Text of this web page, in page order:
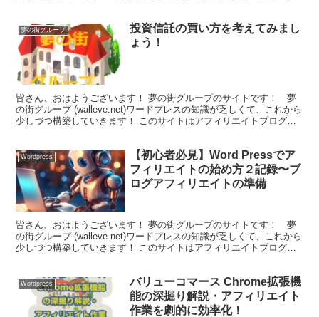
夢の街グループ
投資信託の買い方を考えてみまし
ょう！
皆さん、おはようございます！ 夢の街グループのサイトです！ 夢
の街グループ (walleve.net)ワードプレスの知識が乏しくて、これから
少しづつ構築していきます！ このサイトはアフィリエイトプログラ
Wordpress
【初心者必見】Word Pressでア
フィリエイトの始め方２記録〜ブ
ログアフィリエイトの準備
皆さん、おはようございます！ 夢の街グループのサイトです！ 夢
の街グループ (walleve.net)ワードプレスの知識が乏しくて、これから
少しづつ構築していきます！ このサイトはアフィリエイトプログラ
Wordpress
バリューコマース Chrome拡張機
能の深掘り解説・アフィリエイト
作業を劇的に効率化！